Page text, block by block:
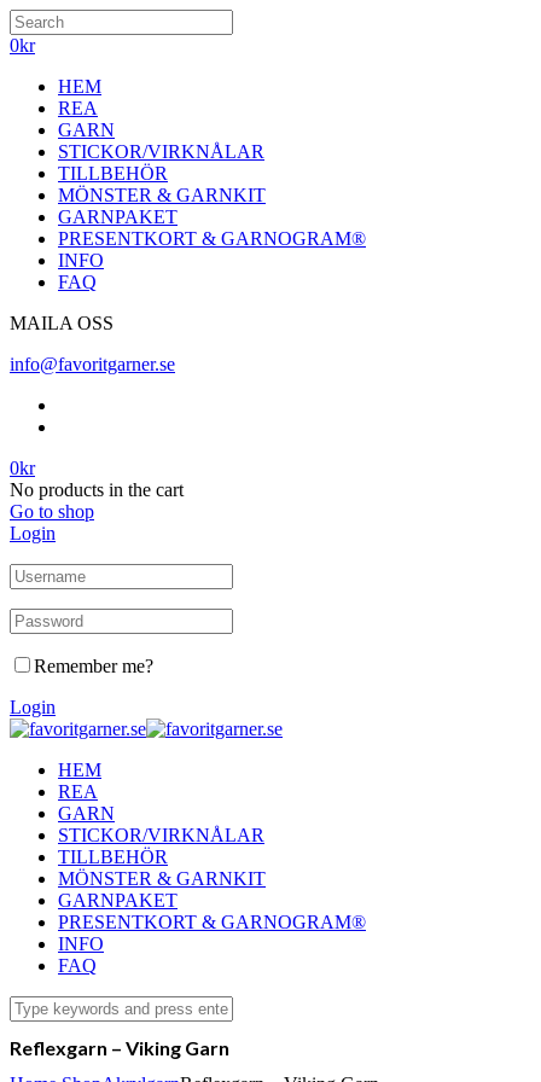
0kr
HEM
REA
GARN
STICKOR/VIRKNÅLAR
TILLBEHÖR
MÖNSTER & GARNKIT
GARNPAKET
PRESENTKORT & GARNOGRAM®
INFO
FAQ
MAILA OSS
info@favoritgarner.se
0kr
No products in the cart
Go to shop
Login
Remember me?
Login
HEM
REA
GARN
STICKOR/VIRKNÅLAR
TILLBEHÖR
MÖNSTER & GARNKIT
GARNPAKET
PRESENTKORT & GARNOGRAM®
INFO
FAQ
Reflexgarn – Viking Garn